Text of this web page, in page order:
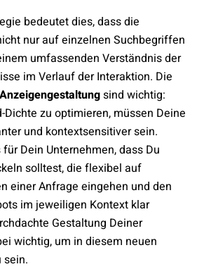
bedeutet dies, dass die
nur auf einzelnen Suchbegriffen
umfassenden Verständnis der
im Verlauf der Interaktion. Die
Anzeigengestaltungsind wichtig:
zu optimieren, müssen Deine
und kontextsensitiver sein.
Dein Unternehmen, dass Du
solltest, die flexibel auf
einer Anfrage eingehen und den
im jeweiligen Kontext klar
Gestaltung Deiner
wichtig, um in diesem neuen
sein.